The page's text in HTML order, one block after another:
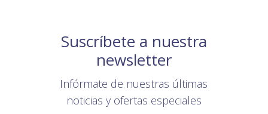
Suscríbete a nuestra
newsletter
Infórmate de nuestras últimas
noticias y ofertas especiales